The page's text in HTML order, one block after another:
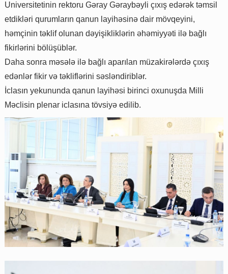
Universitetinin rektoru Gəray Gəraybəyli çıxış edərək təmsil
etdikləri qurumların qanun layihəsinə dair mövqeyini,
həmçinin təklif olunan dəyişikliklərin əhəmiyyəti ilə bağlı
fikirlərini bölüşüblər.
Daha sonra məsələ ilə bağlı aparılan müzakirələrdə çıxış
edənlər fikir və təkliflərini səsləndiriblər.
İclasın yekununda qanun layihəsi birinci oxunuşda Milli
Məclisin plenar iclasına tövsiyə edilib.